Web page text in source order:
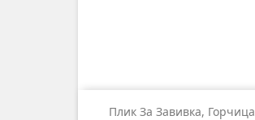
Плик За Завивкa, Горчица